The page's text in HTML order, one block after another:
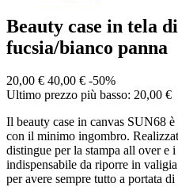
Beauty case in tela
fucsia/bianco panna
20,00 € 40,00 € -50%
Ultimo prezzo più basso: 20,00 €
Il beauty case in canvas SUN68 è
con il minimo ingombro.
distingue per la stampa all over e
indispensabile da riporre in
per avere sempre tutto a portata di